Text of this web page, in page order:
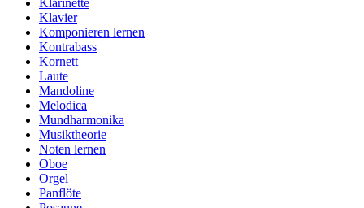
Klarinette
Klavier
Komponieren lernen
Kontrabass
Kornett
Laute
Mandoline
Melodica
Mundharmonika
Musiktheorie
Noten lernen
Oboe
Orgel
Panflöte